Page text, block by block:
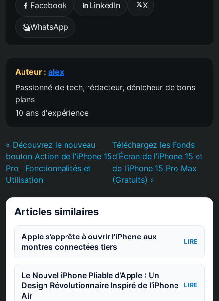
Facebook LinkedIn X
WhatsApp
Auteur : alex
Passionné de tech, rédacteur, dénicheur de bons
plans
10 ans d'expérience
« Découvrez le nouveau
bouton Action de l’iPhone 15
Pro : Fonctionnalités et
Utilisation
Téléchargez les Fonds
d’Écran de l’iPhone 15 et
de l’iPhone 15 Pro Max
(Gratuits) »
Articles similaires
Apple s’apprête à ouvrir l’iPhone aux
montres connectées tiers
LIRE
Le Nouvel iPhone Pliable d’Apple : Un
Design Révolutionnaire Inspiré de l’iPhone
Air
LIRE